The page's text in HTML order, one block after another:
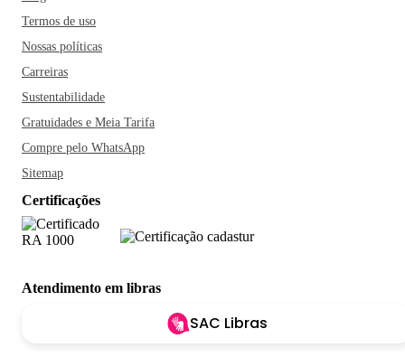
Termos de uso
Nossas políticas
Carreiras
Sustentabilidade
Gratuidades e Meia Tarifa
Compre pelo WhatsApp
Sitemap
Certificações
Atendimento em libras
SAC Libras